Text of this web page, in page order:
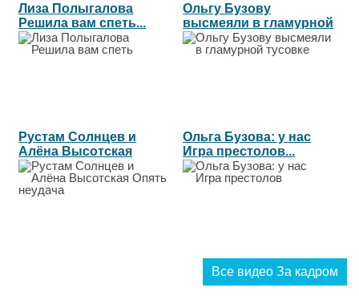
Лиза Полыгалова
Решила вам спеть...
Ольгу Бузову
высмеяли в гламурной
тусовке...
Рустам Солнцев и
Алёна Высотская
Опять неудача...
Ольга Бузова: у нас
Игра престолов...
Все видео За кадром